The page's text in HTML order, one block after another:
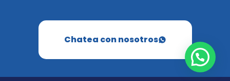
Chatea con nosotros